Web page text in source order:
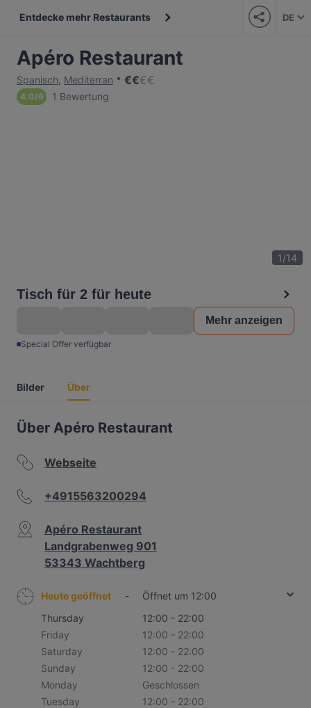
Entdecke mehr Restaurants DE
Apéro Restaurant
Spanisch, Mediterran €€€€
4.0/6 1 Bewertung
1/14
Tisch für 2 für heute
Mehr anzeigen
Special Offer verfügbar
Bilder Über
Über Apéro Restaurant
Webseite
+4915563200294
Apéro Restaurant
Landgrabenweg 901
53343 Wachtberg
Heute geöffnet -
Öffnet um 12:00
Thursday
12:00 - 22:00
Friday
12:00 - 22:00
Saturday
12:00 - 22:00
Sunday
12:00 - 22:00
Monday
Geschlossen
Tuesday
12:00 - 22:00